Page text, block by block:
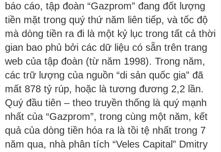
báo cáo, tập đoàn “Gazprom” đang đốt lượng
tiền mặt trong quý thứ năm liên tiếp, và tốc độ
mà dòng tiền ra đi là một kỷ lục trong tất cả thời
gian bao phủ bởi các dữ liệu có sẵn trên trang
web của tập đoàn (từ năm 1998). Trong năm,
các trữ lượng của nguồn “di sản quốc gia” đã
mất 878 tỷ rúp, hoặc là tương đương 2,2 lần.
Quý đầu tiên – theo truyền thống là quý mạnh
nhất của “Gazprom”, trong cùng một năm, kết
quả của dòng tiền hóa ra là tồi tệ nhất trong 7
năm qua, nhà phân tích “Veles Capital” Dmitry